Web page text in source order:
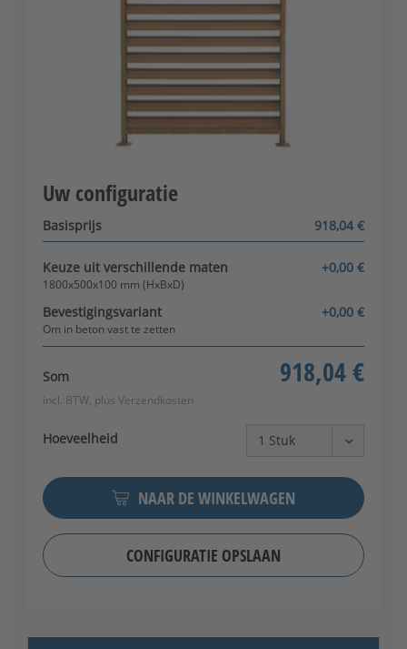
Tussen 2 zuilen
Uw configuratie
Basisprijs 918,04 €
Keuze uit verschillende maten +0,00 €
1800x500x100 mm (HxBxD)
Bevestigingsvariant +0,00 €
Om in beton vast te zetten
Som 918,04 €
incl. BTW, plus Verzendkosten
Hoeveelheid
NAAR DE WINKELWAGEN
CONFIGURATIE OPSLAAN
Configurator wordt geladen